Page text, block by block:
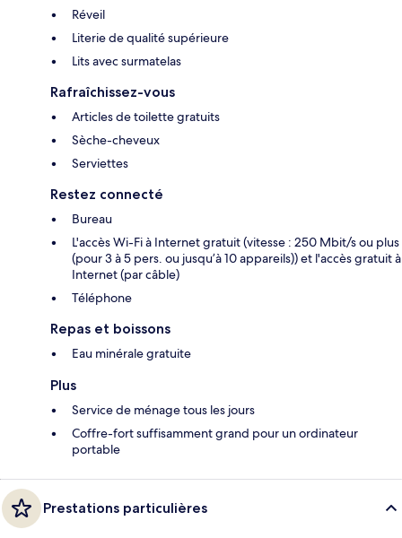
Réveil
Literie de qualité supérieure
Lits avec surmatelas
Rafraîchissez-vous
Articles de toilette gratuits
Sèche-cheveux
Serviettes
Restez connecté
Bureau
L'accès Wi-Fi à Internet gratuit (vitesse : 250 Mbit/s ou plus
(pour 3 à 5 pers. ou jusqu’à 10 appareils)) et l'accès gratuit à
Internet (par câble)
Téléphone
Repas et boissons
Eau minérale gratuite
Plus
Service de ménage tous les jours
Coffre-fort suffisamment grand pour un ordinateur
portable
Prestations particulières